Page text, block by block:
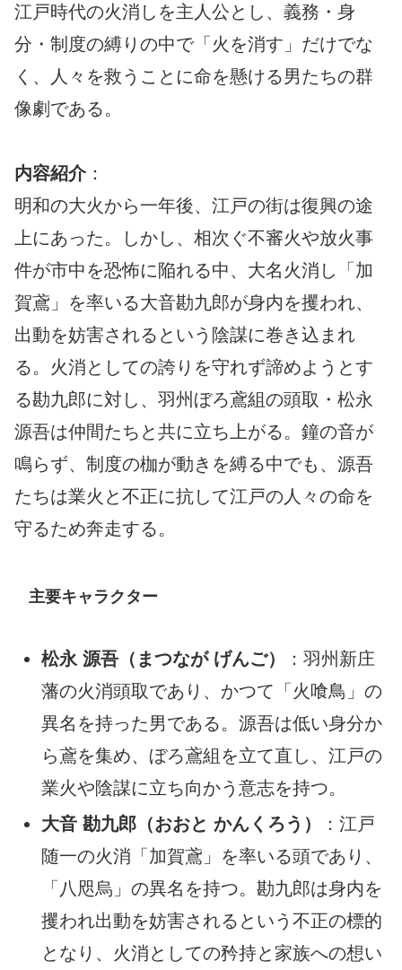
江戸時代の火消しを主人公とし、義務・身
分・制度の縛りの中で「火を消す」だけでな
く、人々を救うことに命を懸ける男たちの群
像劇である。
内容紹介：
明和の大火から一年後、江戸の街は復興の途
上にあった。しかし、相次ぐ不審火や放火事
件が市中を恐怖に陥れる中、大名火消し「加
賀鳶」を率いる大音勘九郎が身内を攫われ、
出動を妨害されるという陰謀に巻き込まれ
る。火消としての誇りを守れず諦めようとす
る勘九郎に対し、羽州ぼろ鳶組の頭取・松永
源吾は仲間たちと共に立ち上がる。鐘の音が
鳴らず、制度の枷が動きを縛る中でも、源吾
たちは業火と不正に抗して江戸の人々の命を
守るため奔走する。
主要キャラクター
松永 源吾（まつなが げんご）
：羽州新庄
藩の火消頭取であり、かつて「火喰鳥」の
異名を持った男である。源吾は低い身分か
ら鳶を集め、ぼろ鳶組を立て直し、江戸の
業火や陰謀に立ち向かう意志を持つ。
大音 勘九郎（おおと かんくろう）
：江戸
随一の火消「加賀鳶」を率いる頭であり、
「八咫烏」の異名を持つ。勘九郎は身内を
攫われ出動を妨害されるという不正の標的
となり、火消としての矜持と家族への想い